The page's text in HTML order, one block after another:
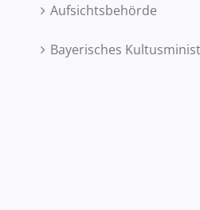
Aufsichtsbehörde
Bayerisches